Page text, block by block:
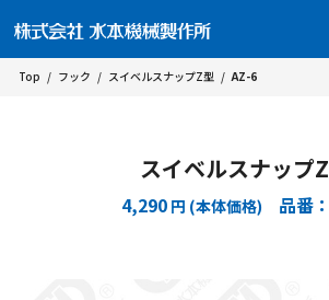
Top / フック / スイベルスナップZ型 / AZ-6
スイベルスナップ
4,290 円 (本体価格) 品番